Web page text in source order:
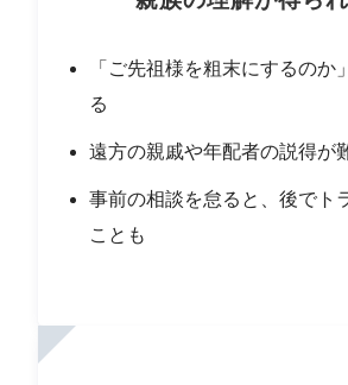
「ご先祖様を粗末にするのか
る
遠方の親戚や年配者の説得が
事前の相談を怠ると、後でト
ことも